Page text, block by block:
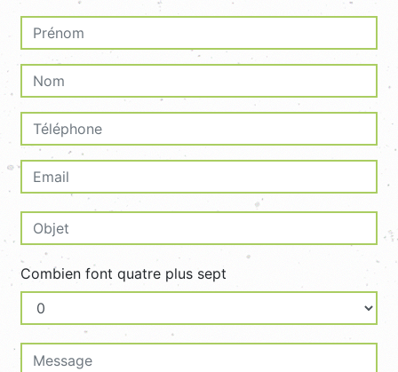
Combien font quatre plus sept